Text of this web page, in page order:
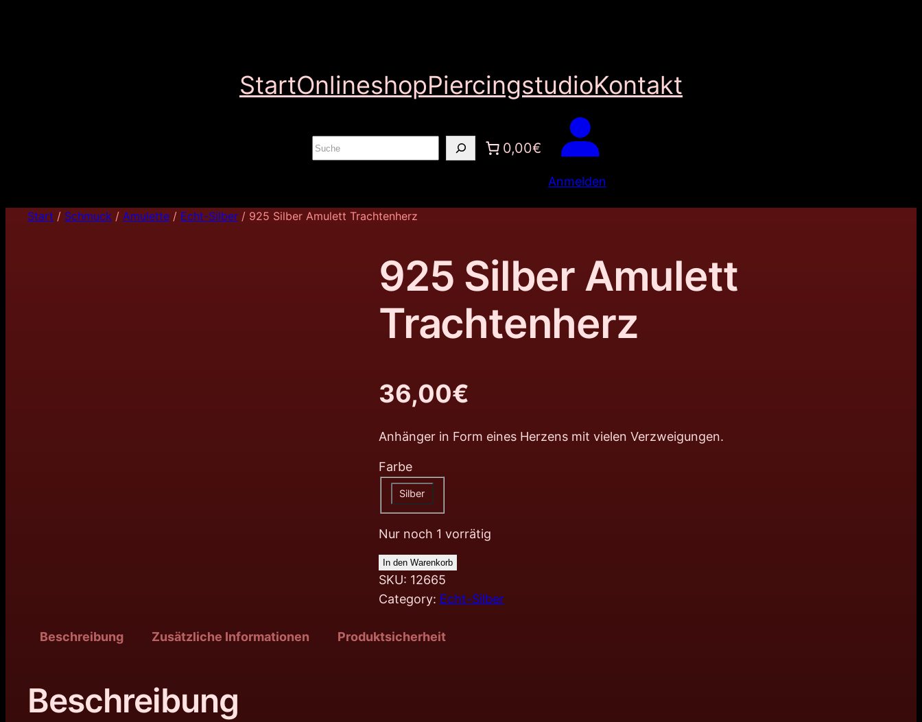
StartOnlineshopPiercingstudioKontakt
S
u
e
0,00€
Anmelden
Start / Schmuck / Amulette / Echt-Silber / 925 Silber Amulett Trachtenherz
925 Silber Amulett
Trachtenherz
36,00€
Anhänger in Form eines Herzens mit vielen Verzweigungen.
Farbe
Silber
Nur noch 1 vorrätig
In den Warenkorb
SKU: 12665
Category: Echt-Silber
Beschreibung Zusätzliche Informationen Produktsicherheit
Beschreibung